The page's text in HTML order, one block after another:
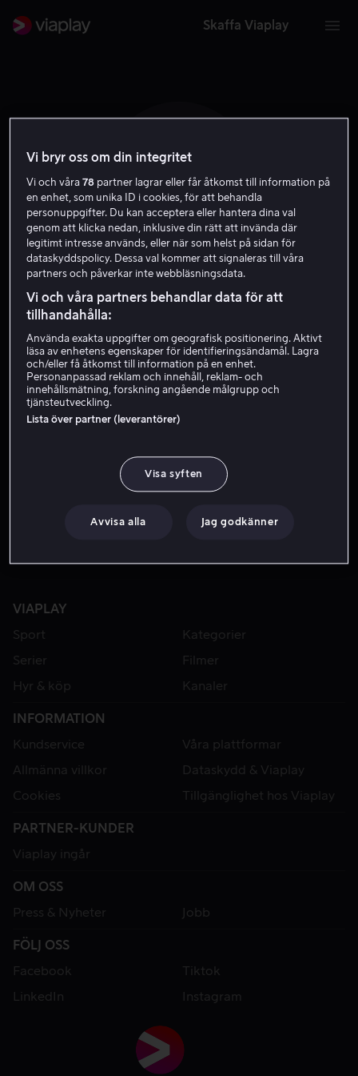
Skaffa Viaplay
L J T
Lou Jay Taylor
VIAPLAY
Sport
Kategorier
Serier
Filmer
Hyr & köp
Kanaler
INFORMATION
Kundservice
Våra plattformar
Allmänna villkor
Dataskydd & Viaplay
Cookies
Tillgänglighet hos Viaplay
PARTNER-KUNDER
Viaplay ingår
OM OSS
Press & Nyheter
Jobb
FÖLJ OSS
Facebook
Tiktok
LinkedIn
Instagram
Vi bryr oss om din integritet
Vi och våra78 partner lagrar eller får åtkomst till information på
en enhet, som unika ID i cookies, för att behandla
personuppgifter. Du kan acceptera eller hantera dina val
genom att klicka nedan, inklusive din rätt att invända där
legitimt intresse används, eller när som helst på sidan för
dataskyddspolicy. Dessa val kommer att signaleras till våra
partners och påverkar inte webbläsningsdata.
Vi och våra partners behandlar data för att
tillhandahålla:
Använda exakta uppgifter om geografisk positionering. Aktivt
läsa av enhetens egenskaper för identifieringsändamål. Lagra
och/eller få åtkomst till information på en enhet.
Personanpassad reklam och innehåll, reklam- och
innehållsmätning, forskning angående målgrupp och
tjänsteutveckling.
Lista över partner (leverantörer)
Visa syften
Avvisa alla Jag godkänner